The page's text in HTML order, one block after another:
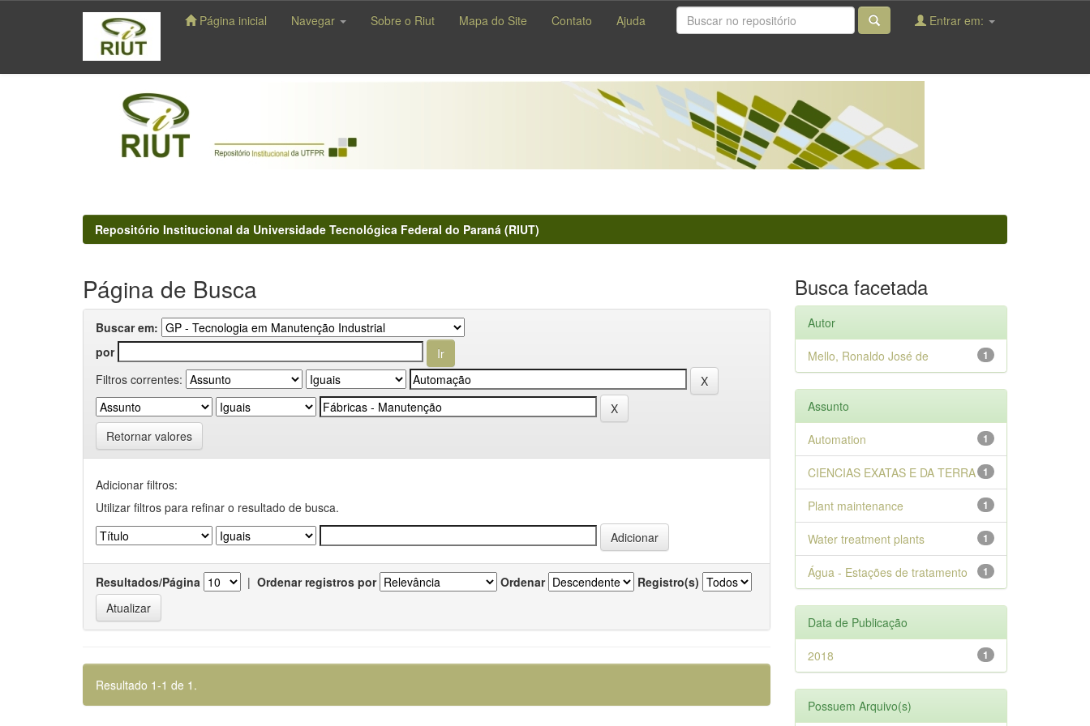
navigation
Página inicial Navegar Sobre o Riut Mapa do Site Contato Ajuda Entrar em:
Repositório Institucional da Universidade Tecnológica Federal do Paraná (RIUT)
Página de Busca
Buscar em:
por
Filtros correntes:
Retornar valores
Adicionar filtros:
Utilizar filtros para refinar o resultado de busca.
Resultados/Página | Ordenar registros por Ordenar Registro(s)
Resultado 1-1 de 1.
Busca facetada
Autor
1
Mello, Ronaldo José de
Assunto
1
Automation
1
CIENCIAS EXATAS E DA TERRA
1
Plant maintenance
1
Water treatment plants
1
Água - Estações de tratamento
Data de Publicação
1
2018
Possuem Arquivo(s)